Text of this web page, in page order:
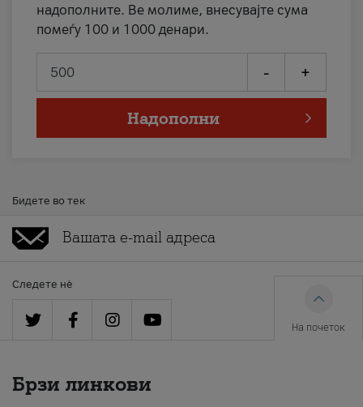
надополните. Ве молиме, внесувајте сума
помеѓу 100 и 1000 денари.
- +
Надополни
Бидете во тек
Следете нè
На почеток
Брзи линкови